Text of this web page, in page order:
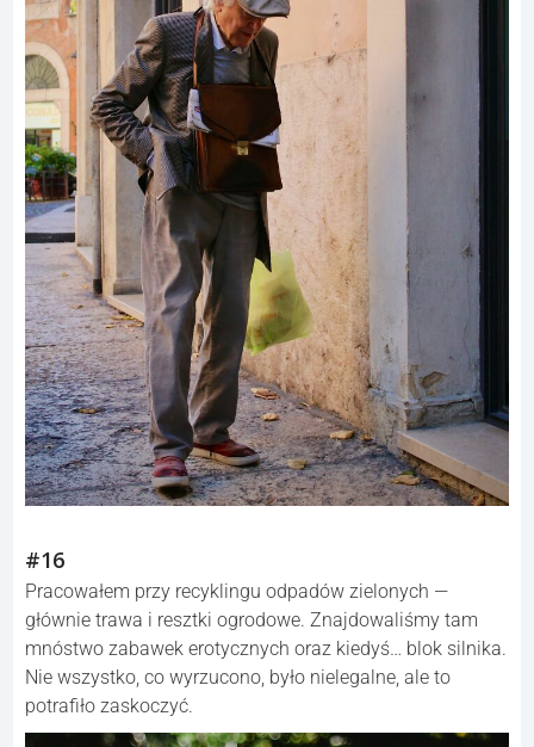
#16
Pracowałem przy recyklingu odpadów zielonych —
głównie trawa i resztki ogrodowe. Znajdowaliśmy tam
mnóstwo zabawek erotycznych oraz kiedyś… blok silnika.
Nie wszystko, co wyrzucono, było nielegalne, ale to
potrafiło zaskoczyć.